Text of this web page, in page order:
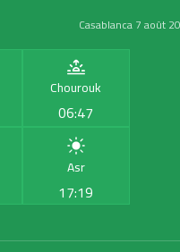
Casablanca 7 août
Chourouk
06:47
Asr
17:19